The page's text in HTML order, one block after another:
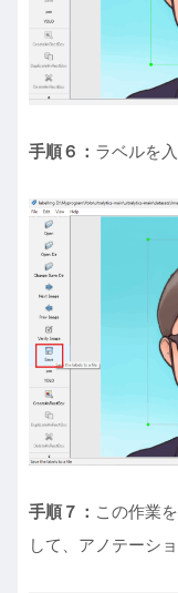
手順６： ラベルを
手順７： この作業
して、アノテーシ